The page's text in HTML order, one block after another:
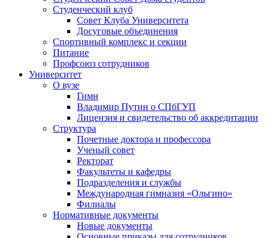
Студенческий клуб
Совет Клуба Университета
Досуговые объединения
Спортивный комплекс и секции
Питание
Профсоюз сотрудников
Университет
О вузе
Гимн
Владимир Путин о СПбГУП
Лицензия и свидетельство об аккредитации
Структура
Почетные доктора и профессора
Ученый совет
Ректорат
Факультеты и кафедры
Подразделения и службы
Международная гимназия «Ольгино»
Филиалы
Нормативные документы
Новые документы